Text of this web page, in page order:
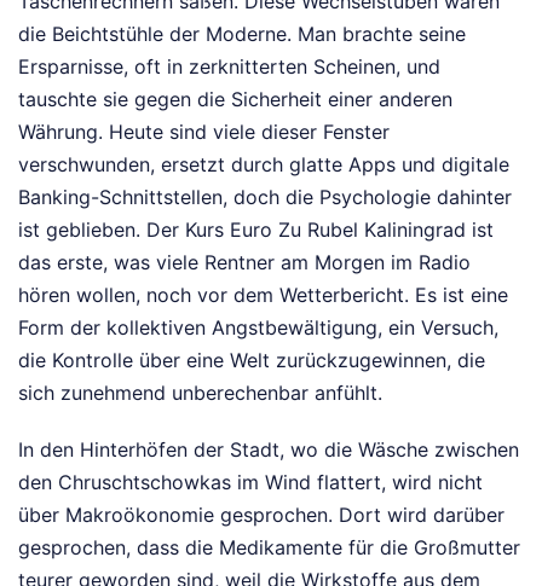
die Beichtstühle der Moderne. Man brachte seine
Ersparnisse, oft in zerknitterten Scheinen, und
tauschte sie gegen die Sicherheit einer anderen
Währung. Heute sind viele dieser Fenster
verschwunden, ersetzt durch glatte Apps und digitale
Banking-Schnittstellen, doch die Psychologie dahinter
ist geblieben. Der Kurs Euro Zu Rubel Kaliningrad ist
das erste, was viele Rentner am Morgen im Radio
hören wollen, noch vor dem Wetterbericht. Es ist eine
Form der kollektiven Angstbewältigung, ein Versuch,
die Kontrolle über eine Welt zurückzugewinnen, die
sich zunehmend unberechenbar anfühlt.
In den Hinterhöfen der Stadt, wo die Wäsche zwischen
den Chruschtschowkas im Wind flattert, wird nicht
über Makroökonomie gesprochen. Dort wird darüber
gesprochen, dass die Medikamente für die Großmutter
teurer geworden sind, weil die Wirkstoffe aus dem